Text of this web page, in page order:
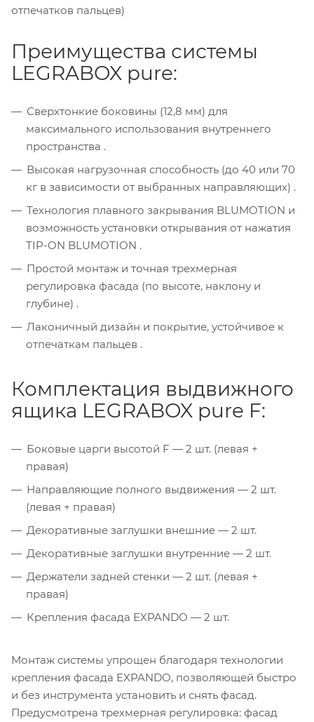
отпечатков пальцев)
Преимущества системы
LEGRABOX pure:
Сверхтонкие боковины (12,8 мм) для
максимального использования внутреннего
пространства .
Высокая нагрузочная способность (до 40 или 70
кг в зависимости от выбранных направляющих) .
Технология плавного закрывания BLUMOTION и
возможность установки открывания от нажатия
TIP-ON BLUMOTION .
Простой монтаж и точная трехмерная
регулировка фасада (по высоте, наклону и
глубине) .
Лаконичный дизайн и покрытие, устойчивое к
отпечаткам пальцев .
Комплектация выдвижного
ящика LEGRABOX pure F:
Боковые царги высотой F — 2 шт. (левая +
правая)
Направляющие полного выдвижения — 2 шт.
(левая + правая)
Декоративные заглушки внешние — 2 шт.
Декоративные заглушки внутренние — 2 шт.
Держатели задней стенки — 2 шт. (левая +
правая)
Крепления фасада EXPANDO — 2 шт.
Монтаж системы упрощен благодаря технологии
крепления фасада EXPANDO, позволяющей быстро
и без инструмента установить и снять фасад.
Предусмотрена трехмерная регулировка: фасад